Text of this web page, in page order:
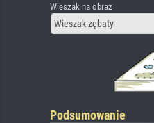
Wieszak na obraz
Wieszak zębaty
Podsumowanie